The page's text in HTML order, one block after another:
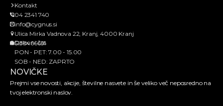
Kontakt
04 2341 740
info@cygnus.si
Ulica Mirka Vadnova 22, Kranj, 4000 Kranj
SI38466651
Delovni čas
PON - PET: 7.00 - 15.00
SOB - NED: ZAPRTO
NOVIČKE
Prejmi vse novosti, akcije, številne nasvete in še veliko več neposredno na
tvoj elektronski naslov.